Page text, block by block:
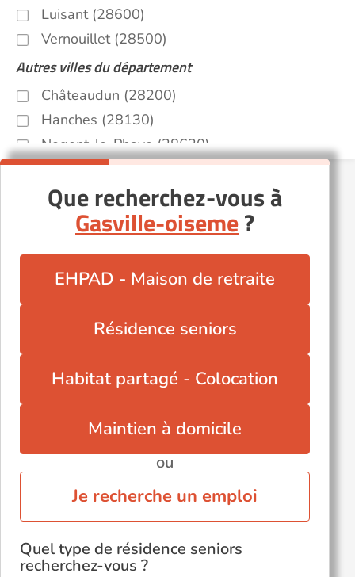
Luisant (28600)
Vernouillet (28500)
Autres villes du département
Châteaudun (28200)
Hanches (28130)
Nogent-le-Phaye (28630)
Nogent-le-Rotrou (28400)
Saint-Lubin-des-Joncherets (28350)
Toury (28310)
Que recherchez-vous à
Gasville-oiseme?
EHPAD - Maison de retraite
Résidence seniors
Habitat partagé - Colocation
Maintien à domicile
ou
Je recherche un emploi
Quel type de résidence seniors
recherchez-vous ?